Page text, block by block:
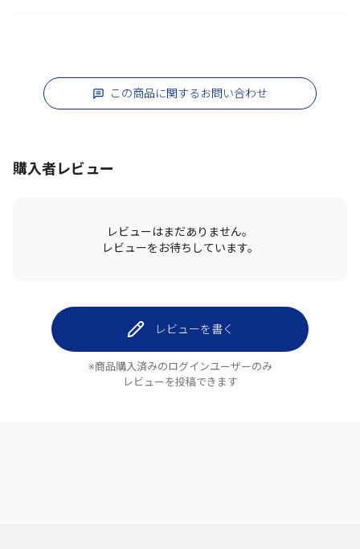
この商品に関するお問い合わせ
購入者レビュー
レビューはまだありません。
レビューをお待ちしています。
レビューを書く
※商品購入済みのログインユーザーのみ
レビューを投稿できます